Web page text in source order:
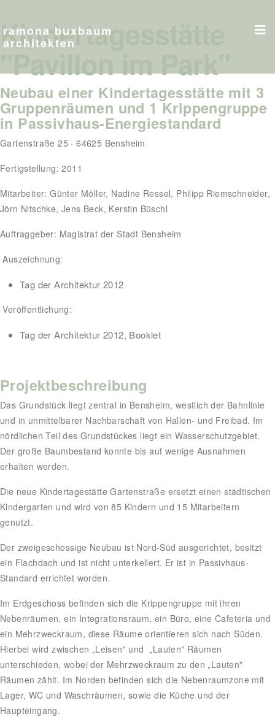
ramona buxbaum
architekten
Kindertagesstätte
"Pavillon im Park"
Neubau einer Kindertagesstätte mit 3
Gruppenräumen und 1 Krippengruppe
in Passivhaus-Energiestandard
Gartenstraße 25 · 64625 Bensheim
Fertigstellung: 2011
Mitarbeiter: Günter Möller, Nadine Ressel, Philipp Riemschneider,
Jörn Nitschke, Jens Beck, Kerstin Büschl
Auftraggeber: Magistrat der Stadt Bensheim
Auszeichnung:
Tag der Architektur 2012
Veröffentlichung:
Tag der Architektur 2012, Booklet
Projektbeschreibung
Das Grundstück liegt zentral in Bensheim, westlich der Bahnlinie
und in unmittelbarer Nachbarschaft von Hallen- und Freibad. Im
nördlichen Teil des Grundstückes liegt ein Wasserschutzgebiet.
Der große Baumbestand konnte bis auf wenige Ausnahmen
erhalten werden.
Die neue Kindertagestätte Gartenstraße ersetzt einen städtischen
Kindergarten und wird von 85 Kindern und 15 Mitarbeitern
genutzt.
Der zweigeschossige Neubau ist Nord-Süd ausgerichtet, besitzt
ein Flachdach und ist nicht unterkellert. Er ist in Passivhaus-
Standard errichtet worden.
Im Erdgeschoss befinden sich die Krippengruppe mit ihren
Nebenräumen, ein Integrationsraum, ein Büro, eine Cafeteria und
ein Mehrzweckraum, diese Räume orientieren sich nach Süden.
Hierbei wird zwischen „Leisen" und „Lauten" Räumen
unterschieden, wobei der Mehrzweckraum zu den „Lauten"
Räumen zählt. Im Norden befinden sich die Nebenraumzone mit
Lager, WC und Waschräumen, sowie die Küche und der
Haupteingang.